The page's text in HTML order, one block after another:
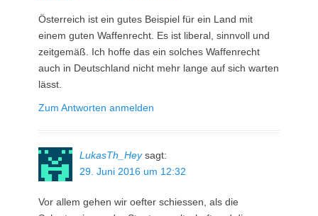
Österreich ist ein gutes Beispiel für ein Land mit
einem guten Waffenrecht. Es ist liberal, sinnvoll und
zeitgemäß. Ich hoffe das ein solches Waffenrecht
auch in Deutschland nicht mehr lange auf sich warten
lässt.
Zum Antworten anmelden
LukasTh_Hey sagt:
29. Juni 2016 um 12:32
Vor allem gehen wir oefter schiessen, als die